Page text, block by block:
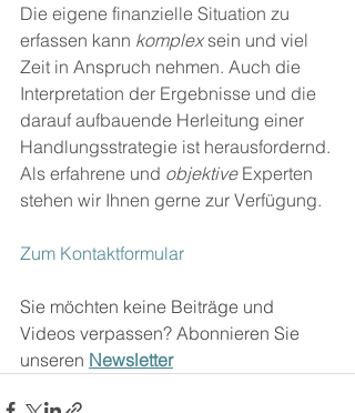
Die eigene finanzielle Situation zu
erfassen kann komplex sein und viel
Zeit in Anspruch nehmen. Auch die
Interpretation der Ergebnisse und die
darauf aufbauende Herleitung einer
Handlungsstrategie ist herausfordernd.
Als erfahrene und objektive Experten
stehen wir Ihnen gerne zur Verfügung.
Zum Kontaktformular
Sie möchten keine Beiträge und
Videos verpassen? Abonnieren Sie
unseren Newsletter